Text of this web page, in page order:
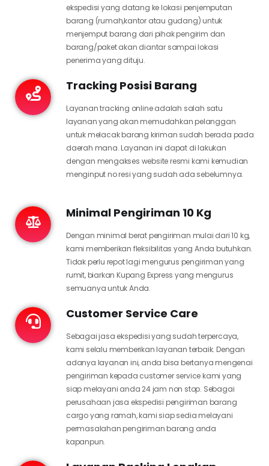
ekspedisi yang datang ke lokasi penjemputan
barang (rumah,kantor atau gudang) untuk
menjemput barang dari pihak pengirim dan
barang/paket akan diantar sampai lokasi
penerima yang dituju.
Tracking Posisi Barang
Layanan tracking online adalah salah satu
layanan yang akan memudahkan pelanggan
untuk melacak barang kiriman sudah berada pada
daerah mana. Layanan ini dapat di lakukan
dengan mengakses website resmi kami kemudian
menginput no resi yang sudah ada sebelumnya.
Minimal Pengiriman 10 Kg
Dengan minimal berat pengiriman mulai dari 10 kg,
kami memberikan fleksibilitas yang Anda butuhkan.
Tidak perlu repot lagi mengurus pengiriman yang
rumit, biarkan Kupang Express yang mengurus
semuanya untuk Anda.
Customer Service Care
Sebagai jasa ekspedisi yang sudah terpercaya,
kami selalu memberikan layanan terbaik. Dengan
adanya layanan ini, anda bisa bertanya mengenai
pengiriman kepada customer service kami yang
siap melayani anda 24 jam non stop. Sebagai
perusahaan jasa ekspedisi pengiriman barang
cargo yang ramah, kami siap sedia melayani
permasalahan pengiriman barang anda
kapanpun.